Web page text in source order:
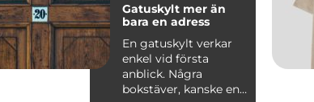
Gatuskylt mer än
bara en adress
En gatuskylt verkar
enkel vid första
anblick. Några
bokstäver, kanske en